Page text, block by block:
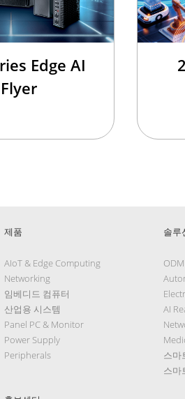
Edge AI
제품
AIoT & Edge Computing
Networking
임베디드 컴퓨터
산업용 시스템
Panel PC & Monitor
Power Supply
Peripherals
솔루
AI
스마
스마